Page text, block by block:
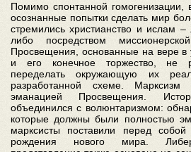
Помимо спонтанной гомогенизации,
осознанные попытки сделать мир
стремились христианство и ислам
либо посредством
Просвещения, основанные на вере в
и его конечное торжество, не
переделать окружающую их
разработанной схеме.
эманацией Просвещения.
объединился с волюнтаризмом:
которые должны были полностью
марксисты поставили перед собой
рождения нового мира.